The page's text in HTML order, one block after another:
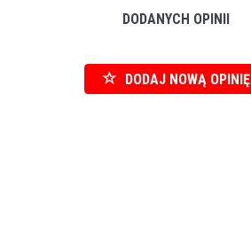
DODANYCH OPINII
DODAJ NOWĄ OPINIĘ